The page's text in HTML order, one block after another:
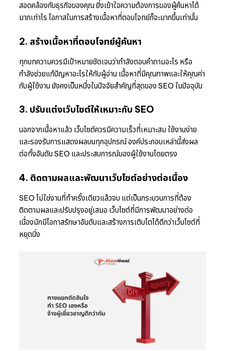
สอดคล้องกับธุรกิจของคุณ ยิ่งเข้าใจความต้องการของผู้ค้นหาได้
มากเท่าไร โอกาสในการสร้างเนื้อหาที่ตอบโจทย์ก็จะมากขึ้นเท่านั้น
2. สร้างเนื้อหาที่ตอบโจทย์ผู้ค้นหา
ทุกบทความควรมีเป้าหมายชัดเจนว่ากำลังตอบคำถามอะไร หรือ
กำลังช่วยแก้ปัญหาอะไรให้กับผู้อ่าน เนื้อหาที่มีคุณภาพและให้คุณค่า
กับผู้ใช้งาน ยังคงเป็นหนึ่งในปัจจัยสำคัญที่สุดของ SEO ในปัจจุบัน
3. ปรับแต่งเว็บไซต์ให้เหมาะกับ SEO
นอกจากเนื้อหาแล้ว เว็บไซต์ควรมีความเร็วที่เหมาะสม ใช้งานง่าย
และรองรับการแสดงผลบนทุกอุปกรณ์ องค์ประกอบเหล่านี้ส่งผล
ต่อทั้งอันดับ SEO และประสบการณ์ของผู้ใช้งานโดยตรง
4. ติดตามผลและพัฒนาเว็บไซต์อย่างต่อเนื่อง
SEO ไม่ใช่งานที่ทำครั้งเดียวแล้วจบ แต่เป็นกระบวนการที่ต้อง
ติดตามผลและปรับปรุงอยู่เสมอ เว็บไซต์ที่มีการพัฒนาอย่างต่อ
เนื่องมักมีโอกาสรักษาอันดับและสร้างการเติบโตได้ดีกว่าเว็บไซต์ที่
หยุดนิ่ง